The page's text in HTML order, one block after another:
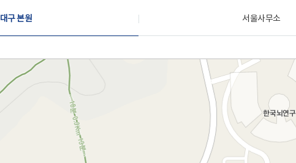
대구 본원 서울사무소